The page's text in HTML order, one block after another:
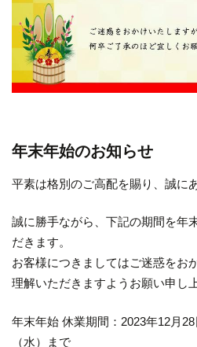
年末年始のお知らせ
平素は格別のご高配を賜り、誠に
誠に勝手ながら、下記の期間を年
だきます。
お客様につきましてはご迷惑をお
理解いただきますようお願い申し
年末年始 休業期間：2023年12月
（水）まで